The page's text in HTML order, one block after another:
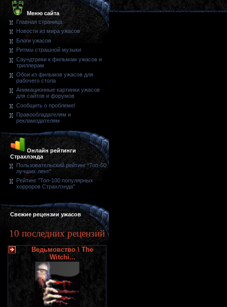
Меню сайта
Главная страница
Новости из мира ужасов
Блоги ужасов
Ритмы страшной музыки
Саундтреки к фильмам ужасов и
триллерам
Обои из фильмов ужасов для
рабочего стола
Анимационные картинки ужасов
для сайтов и форумов
Сообщить о проблеме!
Правообладателям и
рекламодателям
Онлайн рейтинги
Страхлэнда
Пользовательский рейтинг "Топ-50
лучших лент"
Рейтинг "Топ-100 популярных
хорроров Страхлэнда"
Свежие рецензии ужасов
10 последних рецензий
Ведьмовство \ The
Witchi...